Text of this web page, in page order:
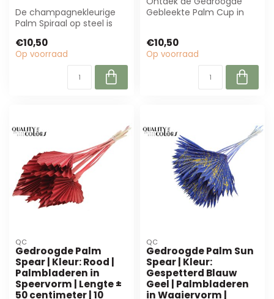
De champagnekleurige
Palm Spiraal op steel is
en event p...
€10,50
Op voorraad
Gebleekte Palm Cup in
€10,50
Op voorraad
QC
Gedroogde Palm
Spear | Kleur: Rood |
Palmbladeren in
Speervorm | Lengte ±
50 centimeter | 10
QC
Gedroogde Palm Sun
Spear | Kleur:
Gespetterd Blauw
Geel | Palmbladeren
in Waaiervorm |